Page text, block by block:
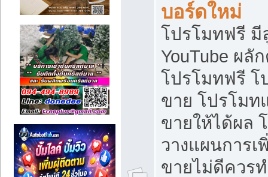
บอร์ดใหม่
โปรโมทฟรี มี
YouTube ผลั
โปรโมทฟรี โ
ขาย โปรโมท
ขายให้ได้ผล
วางแผนการ
ขายไม่ดีควร